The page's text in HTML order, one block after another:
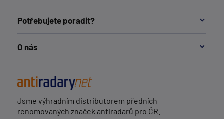
Potřebujete poradit?
O nás
Jsme výhradním distributorem předních
renomovaných značek antiradarů pro ČR.